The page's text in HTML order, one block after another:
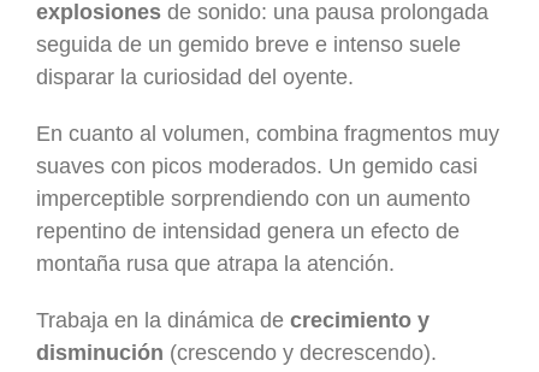
explosiones de sonido: una pausa prolongada
seguida de un gemido breve e intenso suele
disparar la curiosidad del oyente.
En cuanto al volumen, combina fragmentos muy
suaves con picos moderados. Un gemido casi
imperceptible sorprendiendo con un aumento
repentino de intensidad genera un efecto de
montaña rusa que atrapa la atención.
Trabaja en la dinámica de crecimiento y
disminución (crescendo y decrescendo).